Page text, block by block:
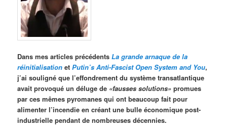
Dans mes articles précédentsLa grande arnaque de la
réinitialisation etPutin’s Anti-Fascist Open System and You,
j’ai souligné que l’effondrement du système transatlantique
avait provoqué un déluge de «fausses solutions» promues
par ces mêmes pyromanes qui ont beaucoup fait pour
alimenter l’incendie en créant une bulle économique post-
industrielle pendant de nombreuses décennies.